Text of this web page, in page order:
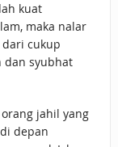
kuat
maka nalar
dari cukup
dan syubhat
jahil yang
depan